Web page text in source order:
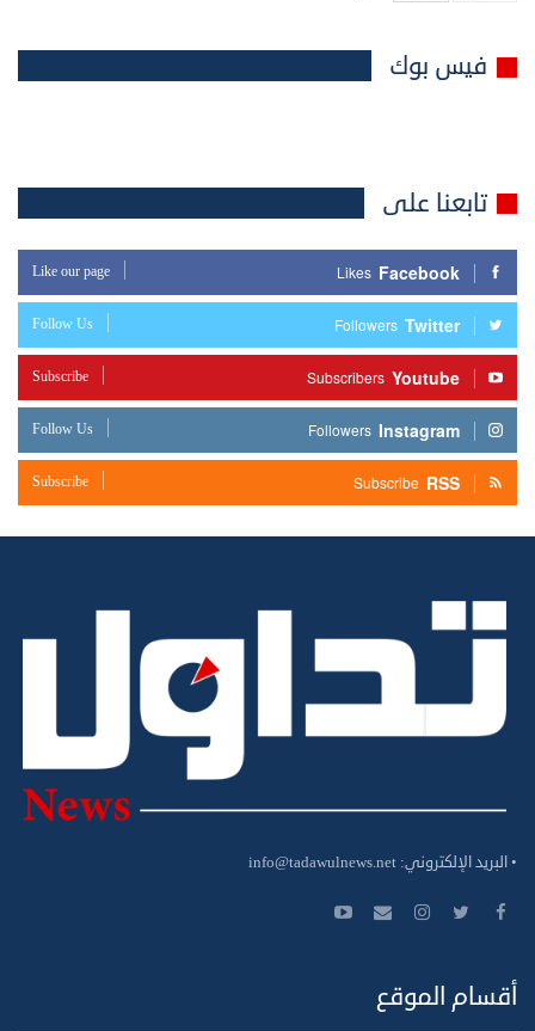
فيس بوك
تابعنا على
Facebook
Likes
Like our page
Twitter
Followers
Follow Us
Youtube
Subscribers
Subscribe
Instagram
Followers
Follow Us
RSS
Subscribe
Subscribe
• البريد الإلكتروني: info@tadawulnews.net
أقسام الموقع